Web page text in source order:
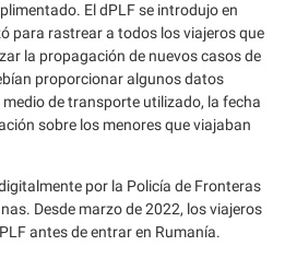
El dPLF se introdujo en
para rastrear a todos los viajeros que
la propagación de nuevos casos de
proporcionar algunos datos
de transporte utilizado, la fecha
sobre los menores que viajaban
por la Policía de Fronteras
Desde marzo de 2022, los viajeros
antes de entrar en Rumanía.